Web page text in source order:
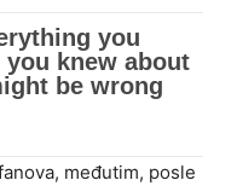
međutim, posle